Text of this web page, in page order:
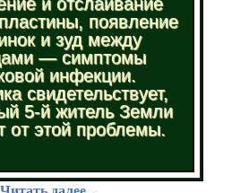
появление
и зуд между
— симптомы
инфекции.
свидетельствует,
5-й житель Земли
от этой проблемы.